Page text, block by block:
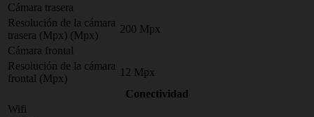
Cámara trasera
Resolución de la cámara
trasera (Mpx) (Mpx)
200 Mpx
Cámara frontal
Resolución de la cámara
frontal (Mpx)
12 Mpx
Conectividad
Wifi